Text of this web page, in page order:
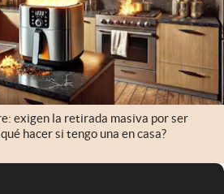
exigen la retirada masiva por ser
hacer si tengo una en casa?